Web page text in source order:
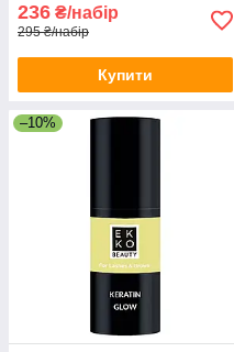
236 ₴/набір
295 ₴/набір
Купити
–10%